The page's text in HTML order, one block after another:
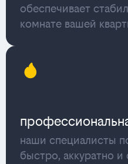
обеспечивает
комнате вашей
наши специалисты
быстро, аккуратно